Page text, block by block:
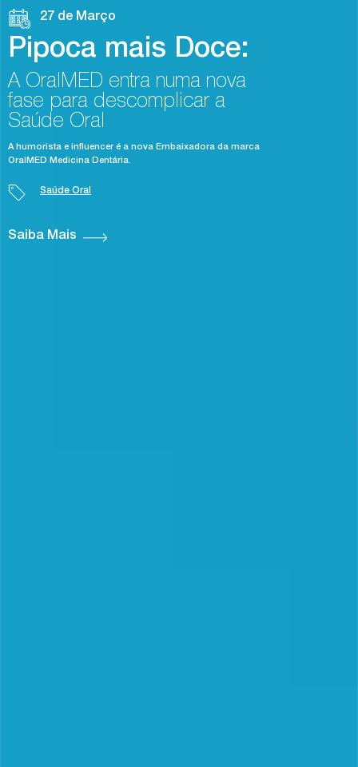
27 de Março
Pipoca mais Doce:
A OralMED entra numa nova
fase para descomplicar a
Saúde Oral
A humorista e influencer é a nova Embaixadora da marca
OralMED Medicina Dentária.
Saúde Oral
Saiba Mais